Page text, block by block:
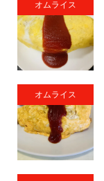
オムライス
オムライス